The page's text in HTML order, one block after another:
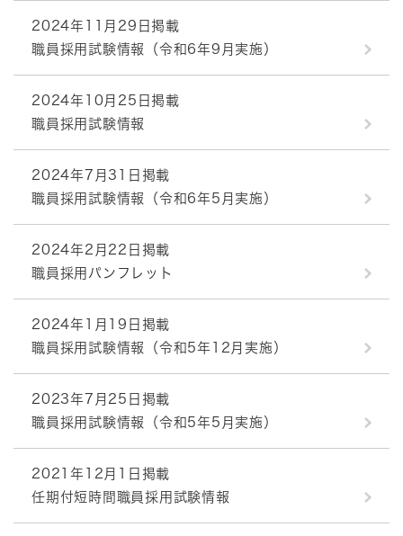
2024年11月29日掲載
職員採用試験情報（令和6年9月実施）
2024年10月25日掲載
職員採用試験情報
2024年7月31日掲載
職員採用試験情報（令和6年5月実施）
2024年2月22日掲載
職員採用パンフレット
2024年1月19日掲載
職員採用試験情報（令和5年12月実施）
2023年7月25日掲載
職員採用試験情報（令和5年5月実施）
2021年12月1日掲載
任期付短時間職員採用試験情報